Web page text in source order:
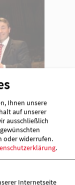
aus
die
die
ihrer
Ihnen unsere
auf unserer
ausschließlich
oder widerrufen.
.
Internetseite